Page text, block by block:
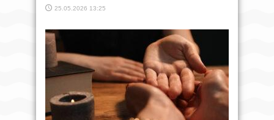
25.05.2026 13:25